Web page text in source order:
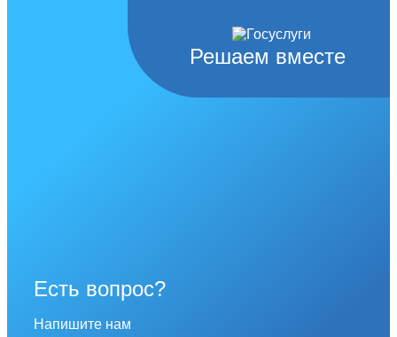
Решаем вместе
Есть вопрос?
Напишите нам